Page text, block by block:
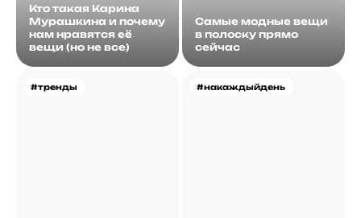
Кто такая Карина
Мурашкина и почему
нам нравятся её
вещи (но не все)
Самые модные вещи
в полоску прямо
сейчас
#тренды #накаждыйдень